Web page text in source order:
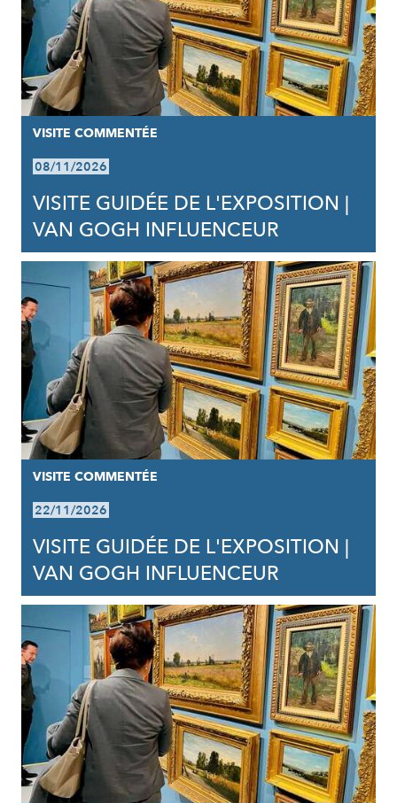
VISITE COMMENTÉE
08/11/2026
VISITE GUIDÉE DE L'EXPOSITION |
VAN GOGH INFLUENCEUR
VISITE COMMENTÉE
22/11/2026
VISITE GUIDÉE DE L'EXPOSITION |
VAN GOGH INFLUENCEUR